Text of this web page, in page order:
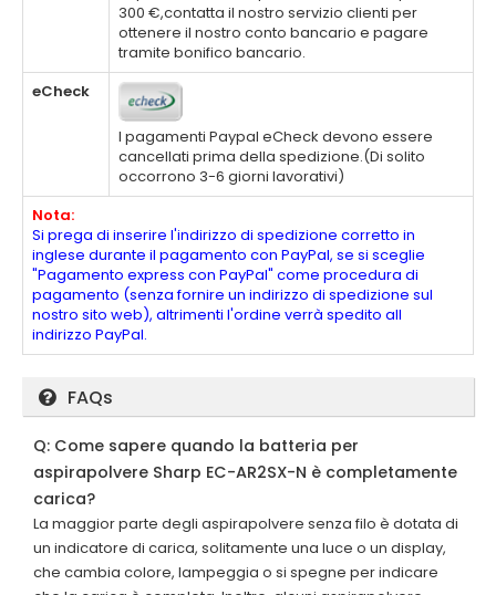
300 €,contatta il nostro servizio clienti per
ottenere il nostro conto bancario e pagare
tramite bonifico bancario.
eCheck
I pagamenti Paypal eCheck devono essere
cancellati prima della spedizione.(Di solito
occorrono 3-6 giorni lavorativi)
Nota:
Si prega di inserire l'indirizzo di spedizione corretto in
inglese durante il pagamento con PayPal, se si sceglie
"Pagamento express con PayPal" come procedura di
pagamento (senza fornire un indirizzo di spedizione sul
nostro sito web), altrimenti l'ordine verrà spedito all
indirizzo PayPal.
FAQs
Q: Come sapere quando la batteria per
aspirapolvere Sharp EC-AR2SX-N è completamente
carica?
La maggior parte degli aspirapolvere senza filo è dotata di
un indicatore di carica, solitamente una luce o un display,
che cambia colore, lampeggia o si spegne per indicare